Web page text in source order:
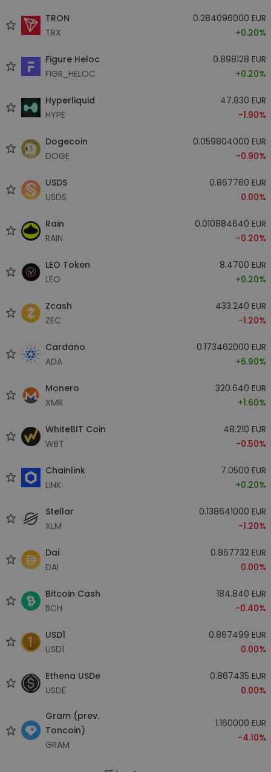
TRON
TRX
0.284096000 EUR
+0.20%
Figure Heloc
FIGR_HELOC
0.898128 EUR
+0.20%
Hyperliquid
HYPE
47.830 EUR
-1.90%
Dogecoin
DOGE
0.059804000 EUR
-0.90%
USDS
USDS
0.867760 EUR
0.00%
Rain
RAIN
0.010884640 EUR
-0.20%
LEO Token
LEO
8.4700 EUR
+0.20%
Zcash
ZEC
433.240 EUR
-1.20%
Cardano
ADA
0.173462000 EUR
+6.90%
Monero
XMR
320.640 EUR
+1.60%
WhiteBIT Coin
WBT
48.210 EUR
-0.50%
Chainlink
LINK
7.0500 EUR
+0.20%
Stellar
XLM
0.138641000 EUR
-1.20%
Dai
DAI
0.867732 EUR
0.00%
Bitcoin Cash
BCH
184.840 EUR
-0.40%
USD1
USD1
0.867499 EUR
0.00%
Ethena USDe
USDE
0.867435 EUR
0.00%
Gram (prev.
Toncoin)
GRAM
1.160000 EUR
-4.10%